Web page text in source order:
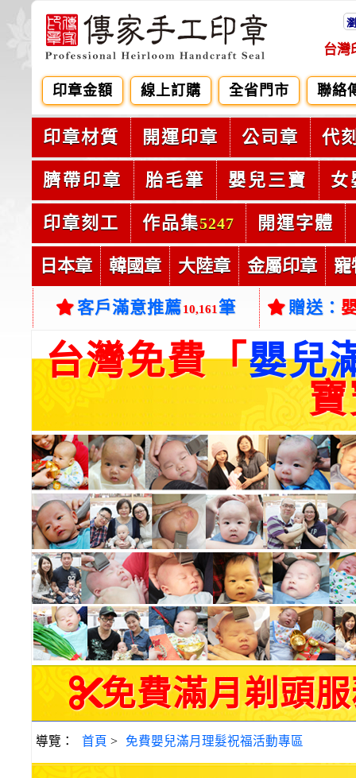
台灣
印章金額 線上訂購 全省門市 聯絡
印章材質 開運印章 公司章 代
臍帶印章 胎毛筆 嬰兒三寶 女
印章刻工 作品集5247 開運字體
日本章 韓國章 大陸章 金屬印章 寵
客戶滿意推薦10,161 筆 贈送：
台灣免費「嬰兒
免費滿月剃頭服
導覽： 首頁 > 免費嬰兒滿月理髮祝福活動專區